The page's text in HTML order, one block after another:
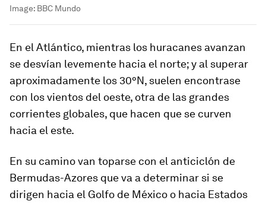
Image: BBC Mundo
En el Atlántico, mientras los huracanes avanzan
se desvían levemente hacia el norte; y al superar
aproximadamente los 30°N, suelen encontrase
con los vientos del oeste, otra de las grandes
corrientes globales, que hacen que se curven
hacia el este.
En su camino van toparse con el anticiclón de
Bermudas-Azores que va a determinar si se
dirigen hacia el Golfo de México o hacia Estados